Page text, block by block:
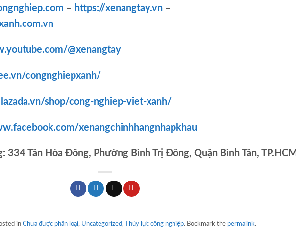
– https://xenangtay.vn –
@xenangtay
congnghiepxanh/
shop/cong-nghiep-viet-xanh/
xenangchinhhangnhapkhau
334 Tân Hòa Đông, Phường Bình Trị Đông, Quận Bình Tân, TP.HCM
in Chưa được phân loại, Uncategorized, Thủy lực công nghiệp. Bookmark the permalink.